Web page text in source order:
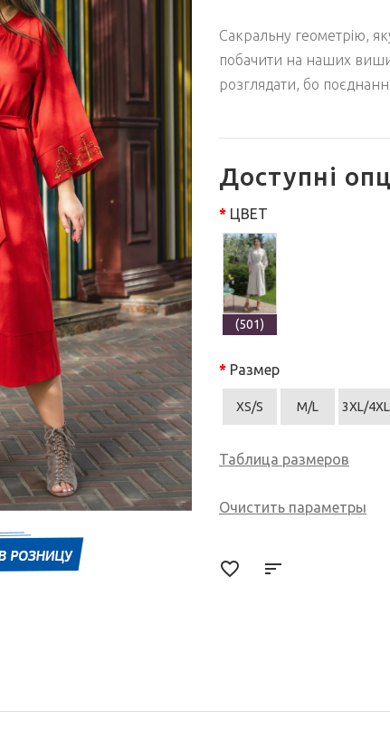
Сакральну геометрію,
побачити на наших
розглядати, бо
Доступні
ЦВЕТ
(501)
Размер
XS/S M/L 3XL/4XL
Таблица размеров
Очистить параметры